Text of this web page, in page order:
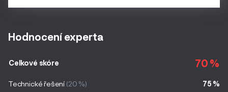
Hodnocení experta
Celkové skóre 70 %
Technické řešení (20 %) 75 %